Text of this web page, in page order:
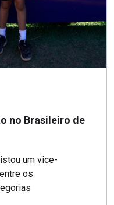
no Brasileiro de
um vice-
os